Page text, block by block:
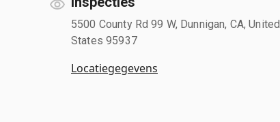
5500 County Rd 99 W, Dunnigan, CA, United
States 95937
Locatiegegevens